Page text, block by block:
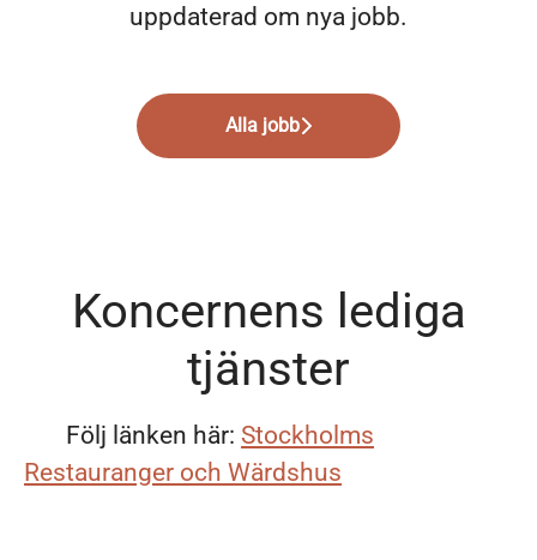
uppdaterad om nya jobb.
Alla jobb
Koncernens lediga
tjänster
Följ länken här: Stockholms
Restauranger och Wärdshus